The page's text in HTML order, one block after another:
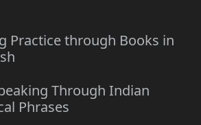
Practice through Books in
Through Indian
Phrases